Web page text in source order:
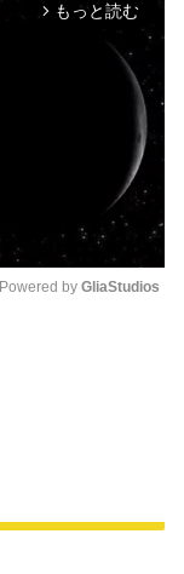
arrow_forward_ios もっと読む
Powered by GliaStudios